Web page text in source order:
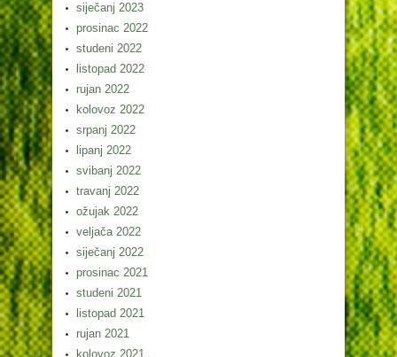
siječanj 2023
prosinac 2022
studeni 2022
listopad 2022
rujan 2022
kolovoz 2022
srpanj 2022
lipanj 2022
svibanj 2022
travanj 2022
ožujak 2022
veljača 2022
siječanj 2022
prosinac 2021
studeni 2021
listopad 2021
rujan 2021
kolovoz 2021